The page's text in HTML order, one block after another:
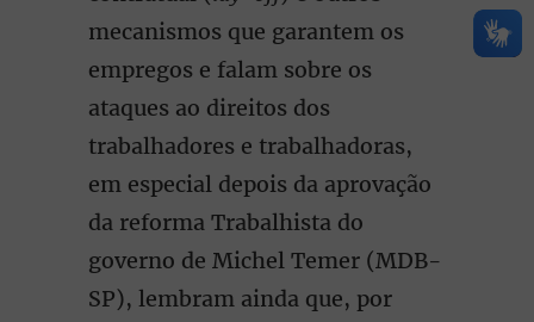
mecanismos que garantem os
empregos e falam sobre os
ataques ao direitos dos
trabalhadores e trabalhadoras,
em especial depois da aprovação
da reforma Trabalhista do
governo de Michel Temer (MDB-
SP), lembram ainda que, por